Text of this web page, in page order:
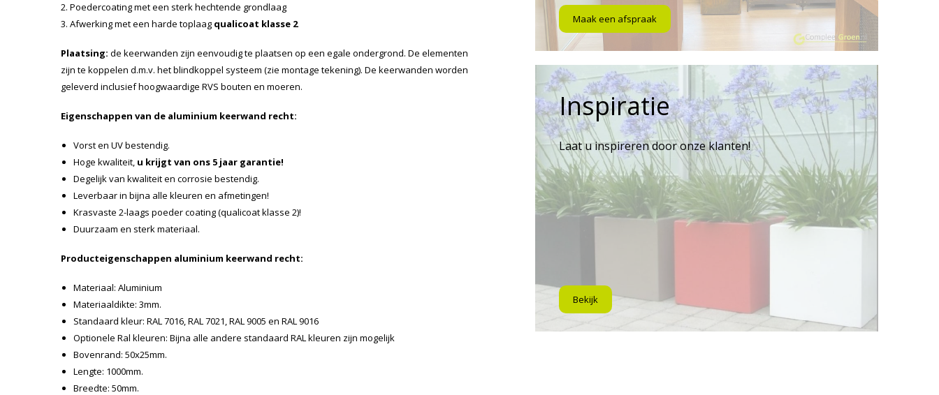
2. Poedercoating met een sterk hechtende grondlaag
3. Afwerking met een harde toplaag qualicoat klasse 2
Plaatsing: de keerwanden zijn eenvoudig te plaatsen op een egale ondergrond. De elementen
zijn te koppelen d.m.v. het blindkoppel systeem (zie montage tekening). De keerwanden worden
geleverd inclusief hoogwaardige RVS bouten en moeren.
Eigenschappen van de aluminium keerwand recht:
Vorst en UV bestendig.
Hoge kwaliteit, u krijgt van ons 5 jaar garantie!
Degelijk van kwaliteit en corrosie bestendig.
Leverbaar in bijna alle kleuren en afmetingen!
Krasvaste 2-laags poeder coating (qualicoat klasse 2)!
Duurzaam en sterk materiaal.
Producteigenschappen aluminium keerwand recht:
Materiaal: Aluminium
Materiaaldikte: 3mm.
Standaard kleur: RAL 7016, RAL 7021, RAL 9005 en RAL 9016
Optionele Ral kleuren: Bijna alle andere standaard RAL kleuren zijn mogelijk
Bovenrand: 50x25mm.
Lengte: 1000mm.
Breedte: 50mm.
Maak een afspraak
Inspiratie
Laat u inspireren door onze klanten!
Bekijk